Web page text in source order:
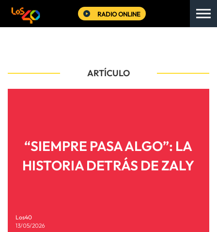
RADIO ONLINE
ARTÍCULO
“SIEMPRE PASA ALGO”: LA
HISTORIA DETRÁS DE ZALY
Los40
13/05/2026